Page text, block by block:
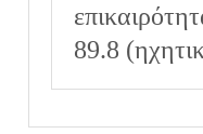
89.8